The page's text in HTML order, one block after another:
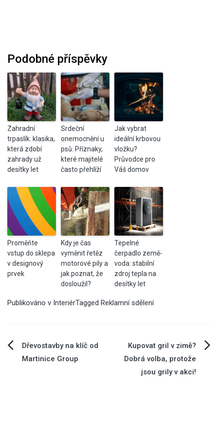
Podobné příspěvky
Zahradní
trpaslík: klasika,
která zdobí
zahrady už
desítky let
Srdeční
onemocnění u
psů: Příznaky,
které majitelé
často přehlíží
Jak vybrat
ideální krbovou
vložku?
Průvodce pro
Váš domov
Proměňte
vstup do sklepa
v designový
prvek
Kdy je čas
vyměnit řetěz
motorové pily a
jak poznat, že
dosloužil?
Tepelné
čerpadlo země-
voda: stabilní
zdroj tepla na
desítky let
Publikováno v InteriérTagged Reklamní sdělení
Navigace
Dřevostavby na klíč od
Martinice Group
Kupovat gril v zimě?
Dobrá volba, protože
jsou grily v akci!